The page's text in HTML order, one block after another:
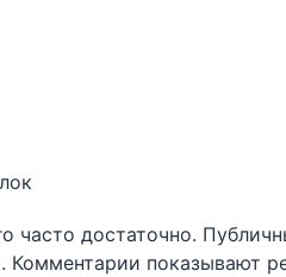
часто достаточно.
Комментарии показывают